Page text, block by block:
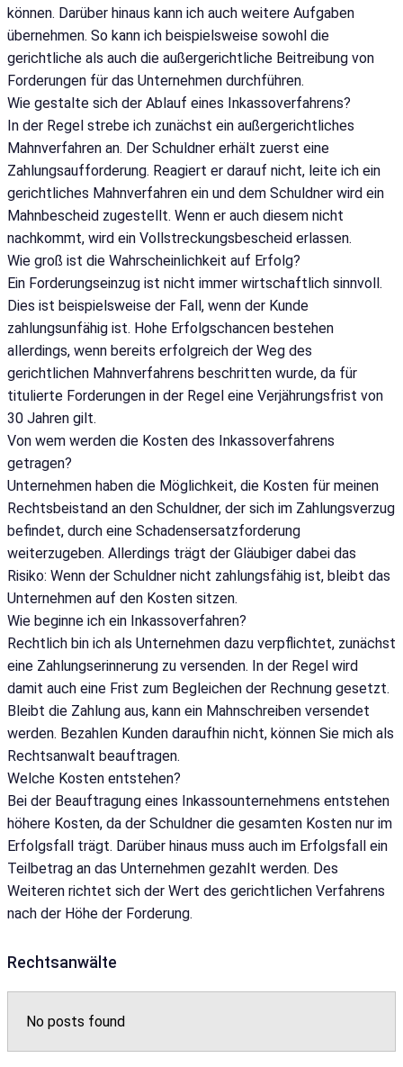
können. Darüber hinaus kann ich auch weitere Aufgaben
übernehmen. So kann ich beispielsweise sowohl die
gerichtliche als auch die außergerichtliche Beitreibung von
Forderungen für das Unternehmen durchführen.
Wie gestalte sich der Ablauf eines Inkassoverfahrens?
In der Regel strebe ich zunächst ein außergerichtliches
Mahnverfahren an. Der Schuldner erhält zuerst eine
Zahlungsaufforderung. Reagiert er darauf nicht, leite ich ein
gerichtliches Mahnverfahren ein und dem Schuldner wird ein
Mahnbescheid zugestellt. Wenn er auch diesem nicht
nachkommt, wird ein Vollstreckungsbescheid erlassen.
Wie groß ist die Wahrscheinlichkeit auf Erfolg?
Ein Forderungseinzug ist nicht immer wirtschaftlich sinnvoll.
Dies ist beispielsweise der Fall, wenn der Kunde
zahlungsunfähig ist. Hohe Erfolgschancen bestehen
allerdings, wenn bereits erfolgreich der Weg des
gerichtlichen Mahnverfahrens beschritten wurde, da für
titulierte Forderungen in der Regel eine Verjährungsfrist von
30 Jahren gilt.
Von wem werden die Kosten des Inkassoverfahrens
getragen?
Unternehmen haben die Möglichkeit, die Kosten für meinen
Rechtsbeistand an den Schuldner, der sich im Zahlungsverzug
befindet, durch eine Schadensersatzforderung
weiterzugeben. Allerdings trägt der Gläubiger dabei das
Risiko: Wenn der Schuldner nicht zahlungsfähig ist, bleibt das
Unternehmen auf den Kosten sitzen.
Wie beginne ich ein Inkassoverfahren?
Rechtlich bin ich als Unternehmen dazu verpflichtet, zunächst
eine Zahlungserinnerung zu versenden. In der Regel wird
damit auch eine Frist zum Begleichen der Rechnung gesetzt.
Bleibt die Zahlung aus, kann ein Mahnschreiben versendet
werden. Bezahlen Kunden daraufhin nicht, können Sie mich als
Rechtsanwalt beauftragen.
Welche Kosten entstehen?
Bei der Beauftragung eines Inkassounternehmens entstehen
höhere Kosten, da der Schuldner die gesamten Kosten nur im
Erfolgsfall trägt. Darüber hinaus muss auch im Erfolgsfall ein
Teilbetrag an das Unternehmen gezahlt werden. Des
Weiteren richtet sich der Wert des gerichtlichen Verfahrens
nach der Höhe der Forderung.
Rechtsanwälte
No posts found